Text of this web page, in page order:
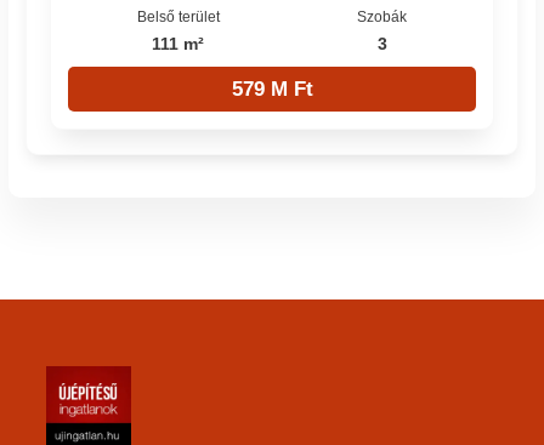
Belső terület
111 m²
Szobák
3
579 M Ft